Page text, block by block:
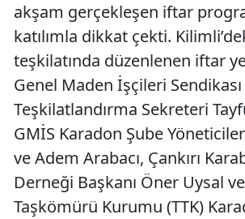
akşam gerçekleşen iftar
katılımla dikkat çekti.
teşkilatında düzenlenen iftar
Genel Maden İşçileri
Teşkilatlandırma Sekreteri
GMİS Karadon Şube
ve Adem Arabacı, Çankırı
Derneği Başkanı Öner Uysal
Taşkömürü Kurumu (TTK)